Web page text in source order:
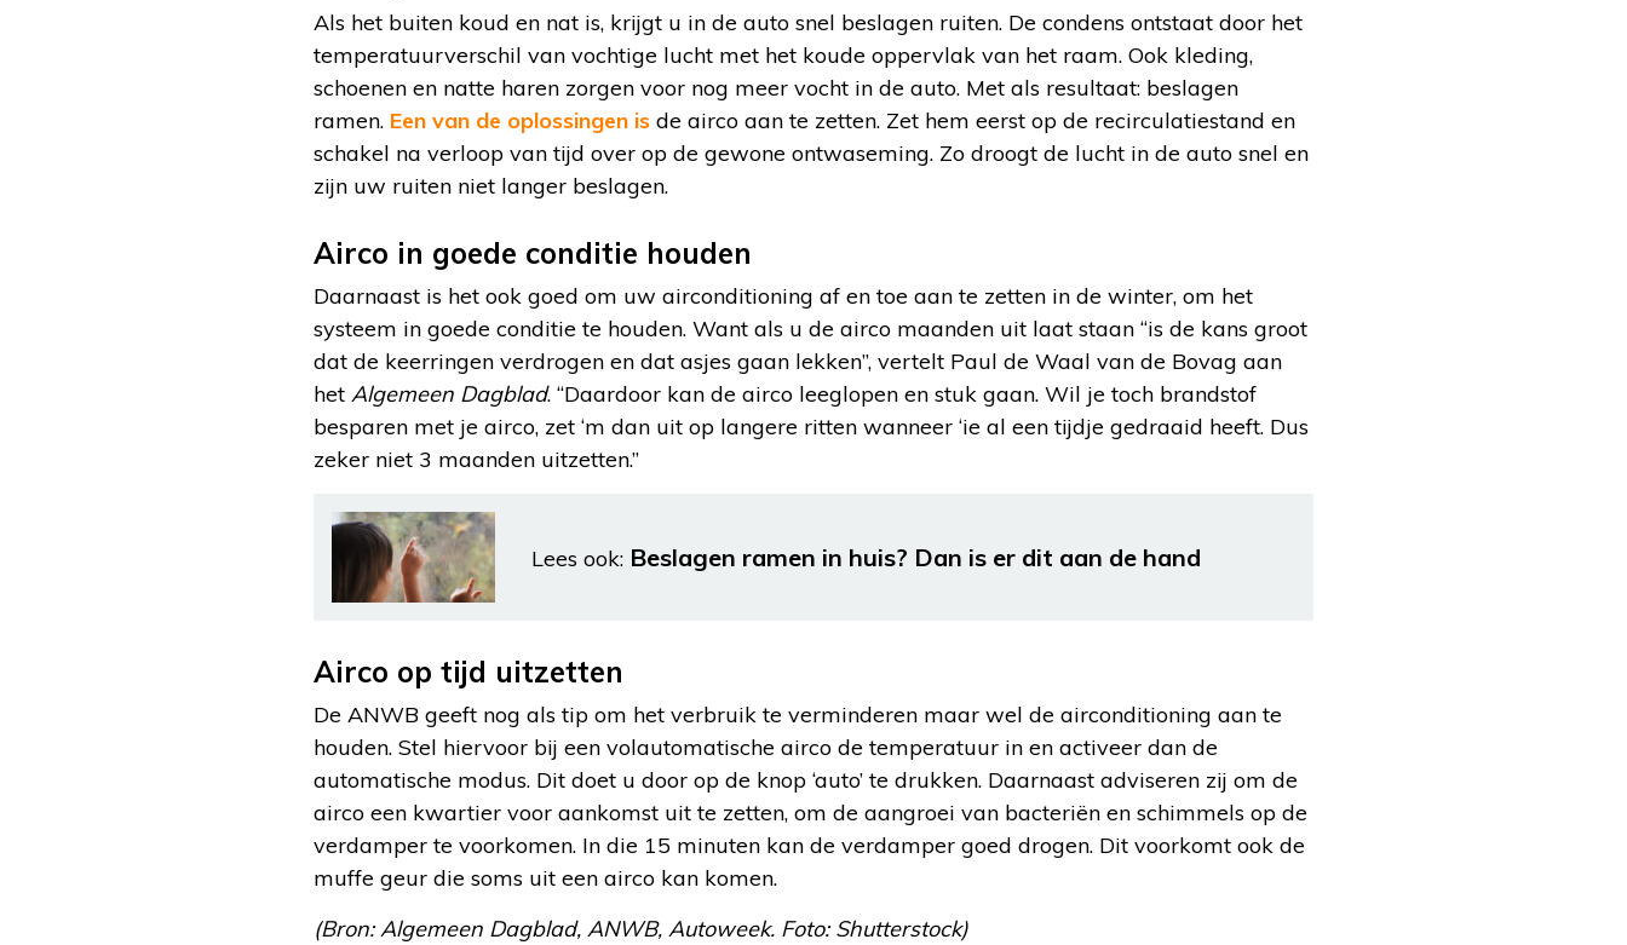
Als het buiten koud en nat is, krijgt u in de auto snel beslagen ruiten. De condens ontstaat door het
temperatuurverschil van vochtige lucht met het koude oppervlak van het raam. Ook kleding,
schoenen en natte haren zorgen voor nog meer vocht in de auto. Met als resultaat: beslagen
ramen. Een van de oplossingen is de airco aan te zetten. Zet hem eerst op de recirculatiestand en
schakel na verloop van tijd over op de gewone ontwaseming. Zo droogt de lucht in de auto snel en
zijn uw ruiten niet langer beslagen.
Airco in goede conditie houden
Daarnaast is het ook goed om uw airconditioning af en toe aan te zetten in de winter, om het
systeem in goede conditie te houden. Want als u de airco maanden uit laat staan “is de kans groot
dat de keerringen verdrogen en dat asjes gaan lekken”, vertelt Paul de Waal van de Bovag aan
het Algemeen Dagblad. “Daardoor kan de airco leeglopen en stuk gaan. Wil je toch brandstof
besparen met je airco, zet ‘m dan uit op langere ritten wanneer ‘ie al een tijdje gedraaid heeft. Dus
zeker niet 3 maanden uitzetten.”
Lees ook: Beslagen ramen in huis? Dan is er dit aan de hand
Airco op tijd uitzetten
De ANWB geeft nog als tip om het verbruik te verminderen maar wel de airconditioning aan te
houden. Stel hiervoor bij een volautomatische airco de temperatuur in en activeer dan de
automatische modus. Dit doet u door op de knop ‘auto’ te drukken. Daarnaast adviseren zij om de
airco een kwartier voor aankomst uit te zetten, om de aangroei van bacteriën en schimmels op de
verdamper te voorkomen. In die 15 minuten kan de verdamper goed drogen. Dit voorkomt ook de
muffe geur die soms uit een airco kan komen.
(Bron: Algemeen Dagblad, ANWB, Autoweek. Foto: Shutterstock)